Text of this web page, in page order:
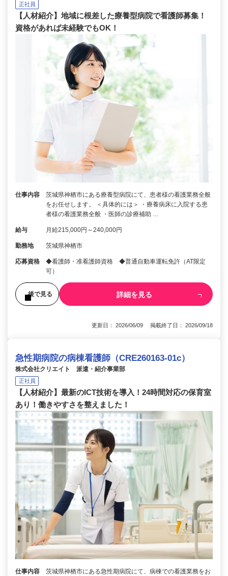
正社員
【人材紹介】地域に根差した療養型病院で看護師募集！
資格があれば未経験でもOK！
仕事内容
茨城県神栖市にある療養型病院にて、患者様の看護業務全般
をお任せします。 ＜具体的には＞ ・療養病床に入院する患
者様の看護業務全般 ・医師の診療補助 …
給与 月給215,000円～240,000円
勤務地 茨城県神栖市
応募資格
◆看護師・准看護師資格 ◆普通自動車運転免許（AT限定
可）
後で見る 詳細を見る
更新日： 2026/06/09 掲載終了日： 2026/09/18
急性期病院の病棟看護師（CRE260163-01c）
株式会社クリエイト 派遣・紹介事業部
正社員
【人材紹介】最新のICT技術を導入！24時間対応の保育室
あり！働きやすさを整えました！
仕事内容
茨城県神栖市にある急性期病院にて、病棟での看護業務をお